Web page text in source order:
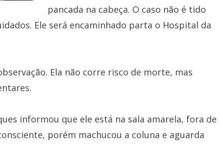
pancada na cabeça. O caso não é tido
Ele será encaminhado parta o Hospital da
Ela não corre risco de morte, mas
informou que ele está na sala amarela, fora de
porém machucou a coluna e aguarda